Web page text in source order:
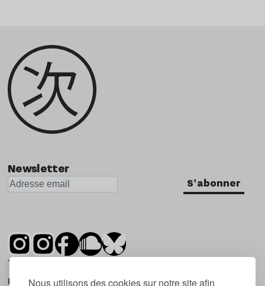
Nous utilisons des cookies sur notre site afin
Newsletter
S'abonner
Tsugi est un mensuel indépendant sur la
musique et les nouvelles tendances, dont la